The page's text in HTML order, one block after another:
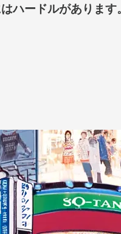
ハードルがあります